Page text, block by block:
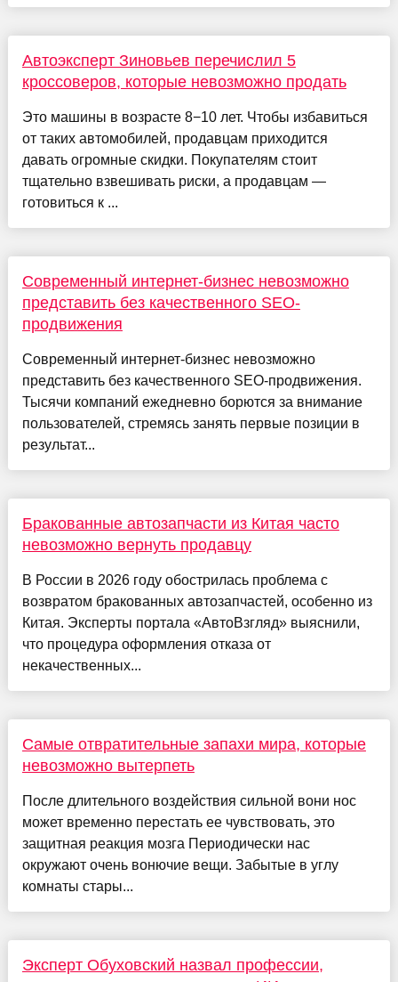
Автоэксперт Зиновьев перечислил 5
кроссоверов, которые невозможно продать
Это машины в возрасте 8−10 лет. Чтобы избавиться
от таких автомобилей, продавцам приходится
давать огромные скидки. Покупателям стоит
тщательно взвешивать риски, а продавцам —
готовиться к ...
Современный интернет-бизнес невозможно
представить без качественного SEO-
продвижения
Современный интернет-бизнес невозможно
представить без качественного SEO-продвижения.
Тысячи компаний ежедневно борются за внимание
пользователей, стремясь занять первые позиции в
результат...
Бракованные автозапчасти из Китая часто
невозможно вернуть продавцу
В России в 2026 году обострилась проблема с
возвратом бракованных автозапчастей, особенно из
Китая. Эксперты портала «АвтоВзгляд» выяснили,
что процедура оформления отказа от
некачественных...
Самые отвратительные запахи мира, которые
невозможно вытерпеть
После длительного воздействия сильной вони нос
может временно перестать ее чувствовать, это
защитная реакция мозга Периодически нас
окружают очень вонючие вещи. Забытые в углу
комнаты стары...
Эксперт Обуховский назвал профессии,